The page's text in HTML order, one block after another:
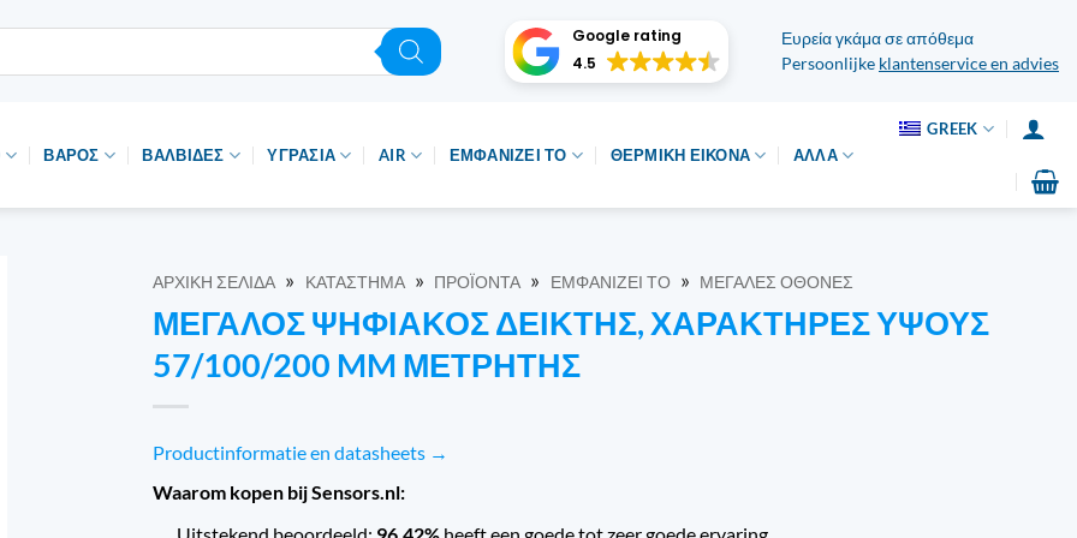
Google rating
4.5
Ευρεία γκάμα σε απόθεμα
Persoonlijke klantenservice en advies
ΒΆΡΟΣ ΒΑΛΒΊΔΕΣ ΥΓΡΑΣΊΑ AIR ΕΜΦΑΝΊΖΕΙ ΤΟ ΘΕΡΜΙΚΉ ΕΙΚΌΝΑ ΆΛΛΑ
GREEK
ΑΡΧΙΚΉ ΣΕΛΊΔΑ » ΚΑΤΆΣΤΗΜΑ » ΠΡΟΪΌΝΤΑ » ΕΜΦΑΝΊΖΕΙ ΤΟ » ΜΕΓΆΛΕΣ ΟΘΌΝΕΣ
ΜΕΓΆΛΟΣ ΨΗΦΙΑΚΌΣ ΔΕΊΚΤΗΣ, ΧΑΡΑΚΤΉΡΕΣ ΎΨΟΥΣ
57/100/200 MM ΜΕΤΡΗΤΉΣ
Productinformatie en datasheets →
Waarom kopen bij Sensors.nl: